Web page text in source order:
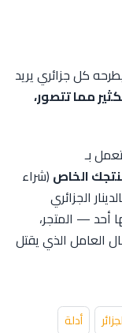
كل جزائري يريد
مما تتصور،
بـ
الخاص (شراء
الجزائري
أحد — المتجر،
العامل الذي يقتل
أدلة